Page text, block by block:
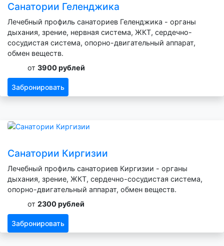
Санатории Геленджика
Лечебный профиль санаториев Геленджика - органы
дыхания, зрение, нервная система, ЖКТ, сердечно-
сосудистая система, опорно-двигательный аппарат,
обмен веществ.
от 3900 рублей
Забронировать
Санатории Киргизии
Лечебный профиль санаториев Киргизии - органы
дыхания, зрение, ЖКТ, сердечно-сосудистая система,
опорно-двигательный аппарат, обмен веществ.
от 2300 рублей
Забронировать